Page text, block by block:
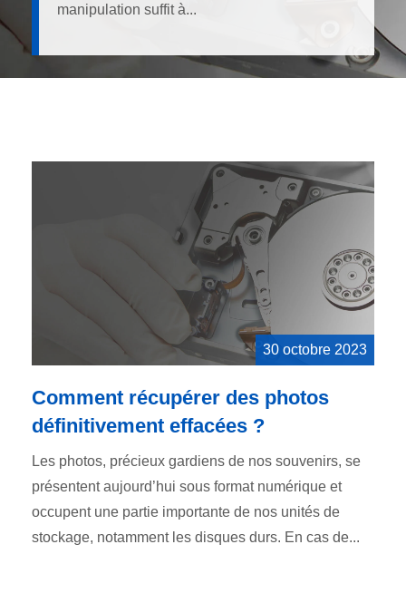
manipulation suffit à...
30 octobre 2023
Comment récupérer des photos
définitivement effacées ?
Les photos, précieux gardiens de nos souvenirs, se
présentent aujourd’hui sous format numérique et
occupent une partie importante de nos unités de
stockage, notamment les disques durs. En cas de...